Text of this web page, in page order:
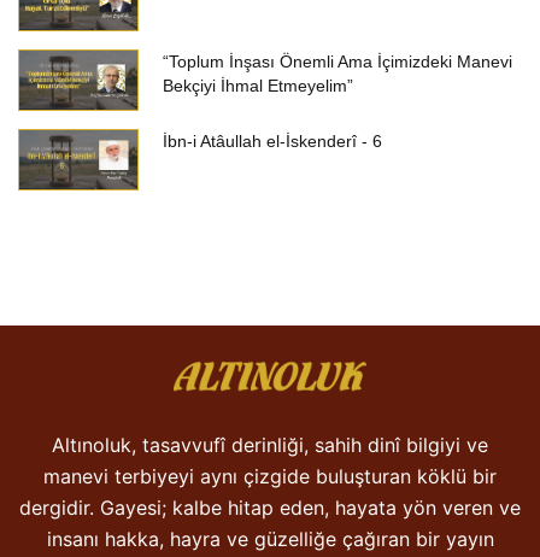
“Toplum İnşası Önemli Ama İçimizdeki Manevi
Bekçiyi İhmal Etmeyelim”
İbn-i Atâullah el-İskenderî - 6
Altınoluk, tasavvufî derinliği, sahih dinî bilgiyi ve
manevi terbiyeyi aynı çizgide buluşturan köklü bir
dergidir. Gayesi; kalbe hitap eden, hayata yön veren ve
insanı hakka, hayra ve güzelliğe çağıran bir yayın